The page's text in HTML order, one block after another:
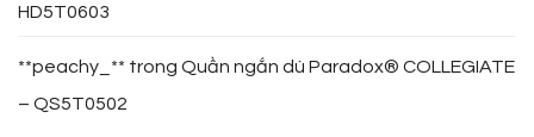
HD5T0603
**peachy_** trong Quần ngắn dù Paradox® COLLEGIATE
– QS5T0502